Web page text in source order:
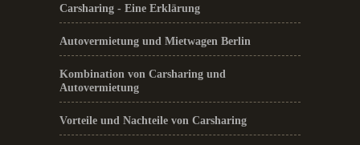
Carsharing - Eine Erklärung
Autovermietung und Mietwagen Berlin
Kombination von Carsharing und
Autovermietung
Vorteile und Nachteile von Carsharing